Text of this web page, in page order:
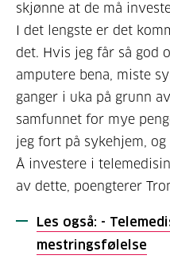
skjønne at de må
I det lengste er det
det. Hvis jeg får så god
amputere bena, miste
ganger i uka på grunn
samfunnet for mye
jeg fort på sykehjem,
Å investere i
av dette, poengterer
Les også: -
mestringsfølelse